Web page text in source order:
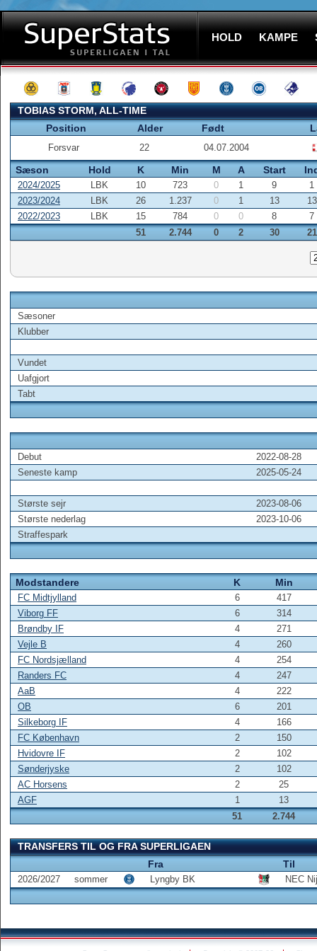
HOLD KAMPE
TOBIAS STORM, ALL-TIME
Position
Alder Født
Forsvar 22 04.07.2004
Sæson Hold K Min M A Start
2024/2025 LBK 10 723 0 1 9
1
2023/2024
LBK 26 1.237 0 1 13
13
2022/2023
LBK 15 784 0 0 8
7
51
2.744 0 2 30 21
Sæsoner
Klubber
Vundet
Uafgjort
Tabt
Debut
2022-08-28
Seneste kamp
2025-05-24
Største sejr
2023-08-06
Største nederlag
2023-10-06
Straffespark
Modstandere K Min
FC Midtjylland 6
417
Viborg FF
6
314
Brøndby IF
4
271
Vejle B
4
260
FC Nordsjælland
4
254
Randers FC
4
247
AaB
4
222
OB
6
201
Silkeborg IF
4
166
FC København
2
150
Hvidovre IF
2
102
Sønderjyske
2
102
AC Horsens
2
25
AGF
1
13
51
2.744
TRANSFERS TIL OG FRA SUPERLIGAEN
Fra
Til
2026/2027 sommer Lyngby BK NEC